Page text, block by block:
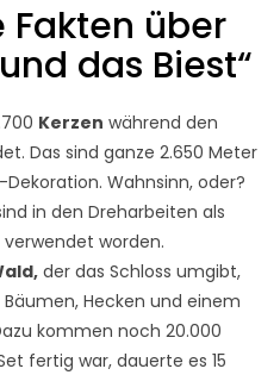
Fakten über
das Biest“
Kerzen während den
Das sind ganze 2.650 Meter
Wahnsinn, oder?
in den Dreharbeiten als
worden.
der das Schloss umgibt,
Hecken und einem
kommen noch 20.000
fertig war, dauerte es 15